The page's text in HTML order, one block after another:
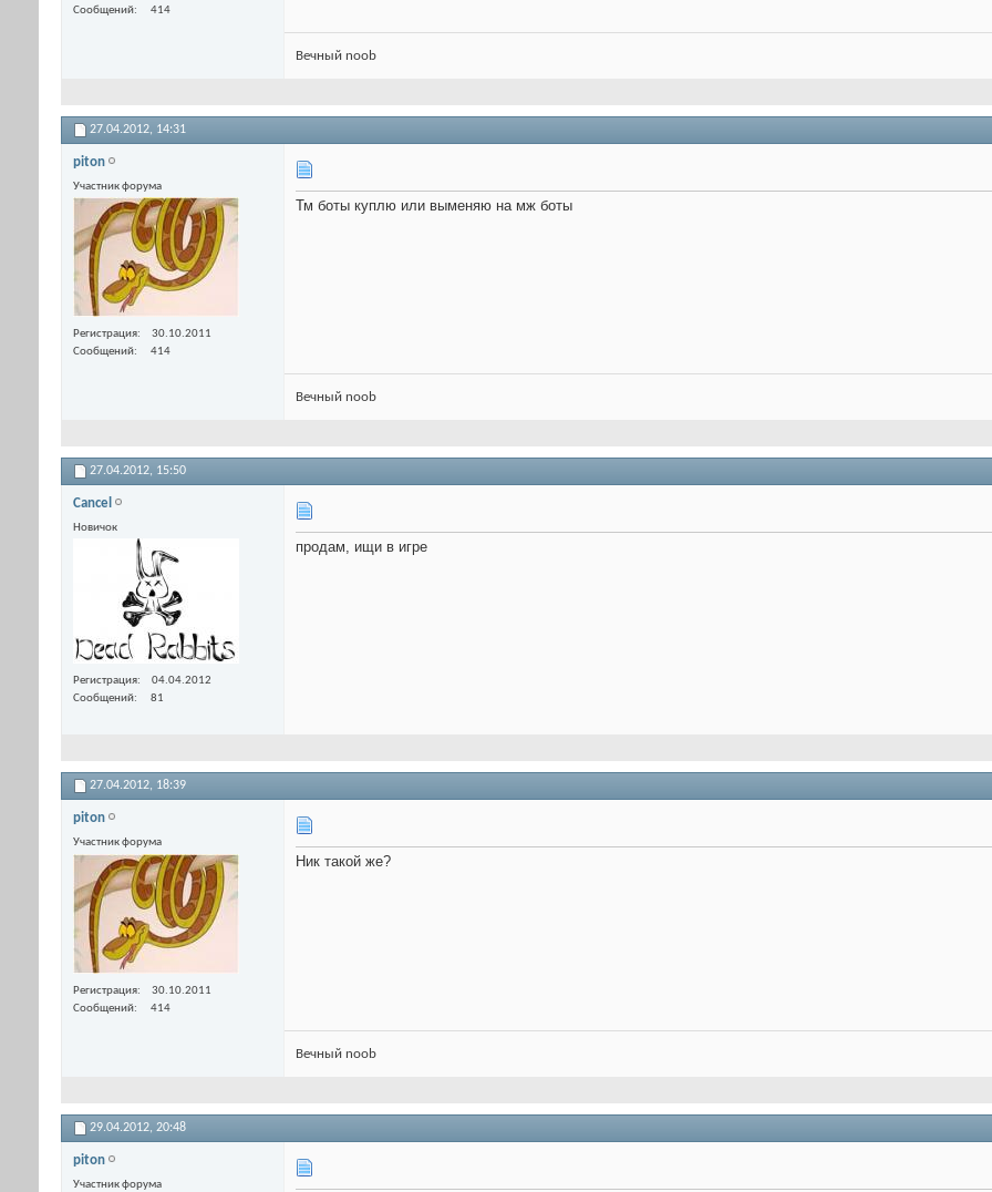
Сообщений
414
Вечный noob
27.04.2012, 14:31
piton
Участник форума
Регистрация
30.10.2011
Сообщений
414
Тм боты куплю или выменяю на мж боты
Вечный noob
27.04.2012, 15:50
Cancel
Новичок
Регистрация
04.04.2012
Сообщений
81
продам, ищи в игре
27.04.2012, 18:39
piton
Участник форума
Регистрация
30.10.2011
Сообщений
414
Ник такой же?
Вечный noob
29.04.2012, 20:48
piton
Участник форума